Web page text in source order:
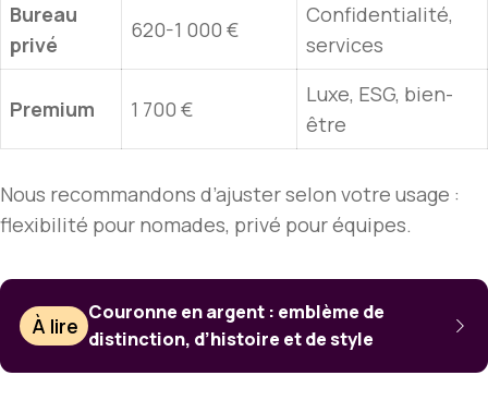
Bureau
privé
620-1 000 €
Confidentialité,
services
Premium 1 700 €
Luxe, ESG, bien-
être
Nous recommandons d’ajuster selon votre usage :
flexibilité pour nomades, privé pour équipes.
À lire
Couronne en argent : emblème de
distinction, d’histoire et de style